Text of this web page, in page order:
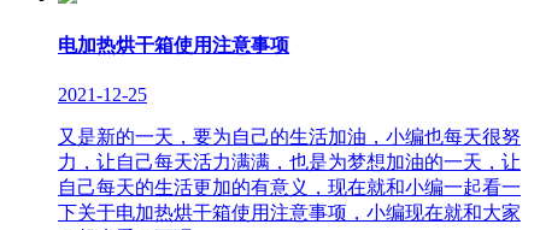
电加热烘干箱使用注意事项
2021-12-25
又是新的一天，要为自己的生活加油，小编也每天很努
力，让自己每天活力满满，也是为梦想加油的一天，让
自己每天的生活更加的有意义，现在就和小编一起看一
下关于电加热烘干箱使用注意事项，小编现在就和大家